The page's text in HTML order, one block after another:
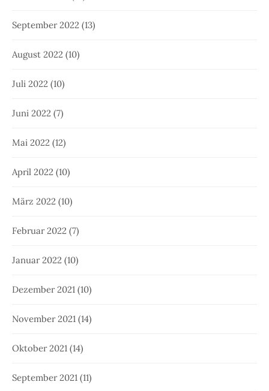
September 2022 (13)
August 2022 (10)
Juli 2022 (10)
Juni 2022 (7)
Mai 2022 (12)
April 2022 (10)
März 2022 (10)
Februar 2022 (7)
Januar 2022 (10)
Dezember 2021 (10)
November 2021 (14)
Oktober 2021 (14)
September 2021 (11)